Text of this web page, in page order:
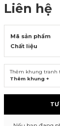
Liên hệ
Mã sản phẩm
Chất liệu
Thêm khung tranh
Thêm khung +
TƯ